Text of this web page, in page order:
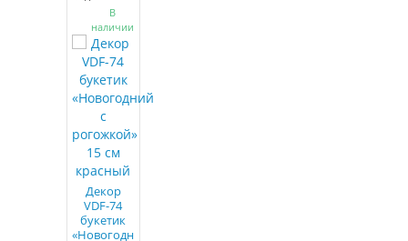
В
наличии
Декор
VDF-74
букетик
«Новогодний